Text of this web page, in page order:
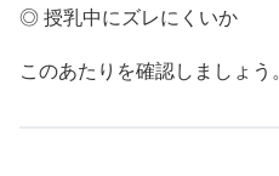
◎ 授乳中にズレにくいか
このあたりを確認しましょう。